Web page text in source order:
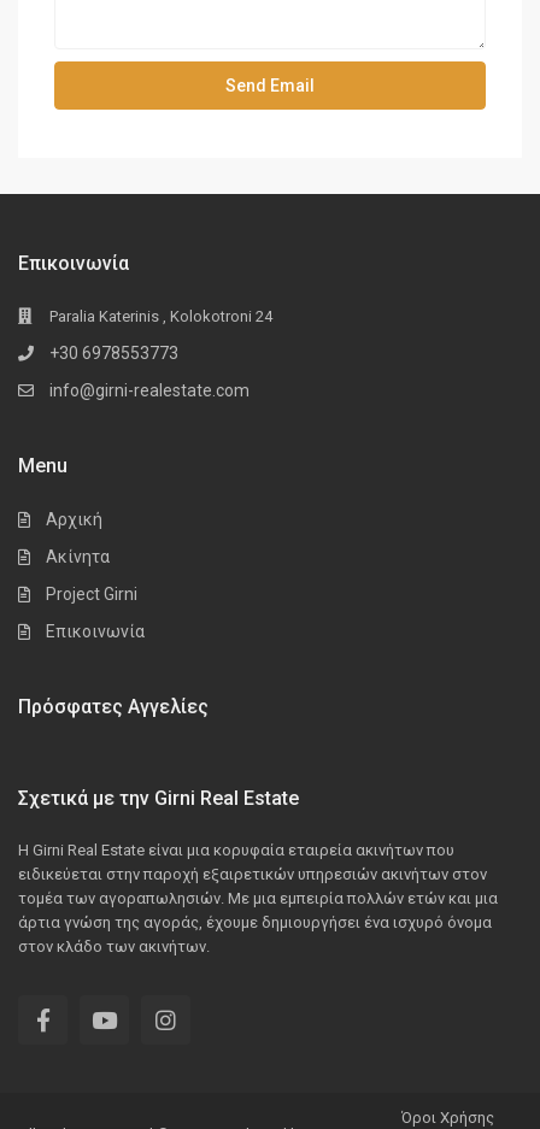
Επικοινωνία
Paralia Katerinis , Kolokotroni 24
+30 6978553773
info@girni-realestate.com
Menu
Αρχική
Ακίνητα
Project Girni
Επικοινωνία
Πρόσφατες Αγγελίες
Σχετικά με την Girni Real Estate
Η Girni Real Estate είναι μια κορυφαία εταιρεία ακινήτων που
ειδικεύεται στην παροχή εξαιρετικών υπηρεσιών ακινήτων στον
τομέα των αγοραπωλησιών. Με μια εμπειρία πολλών ετών και μια
άρτια γνώση της αγοράς, έχουμε δημιουργήσει ένα ισχυρό όνομα
στον κλάδο των ακινήτων.
Όροι Χρήσης